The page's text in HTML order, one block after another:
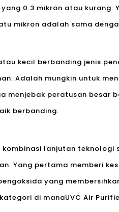
0.3 mikron atau kurang.
mikron adalah sama
kecil berbanding jenis
Adalah mungkin untuk
menjebak peratusan besar
berbanding.
kombinasi lanjutan
Yang pertama memberi
yang
di manaUVC Air